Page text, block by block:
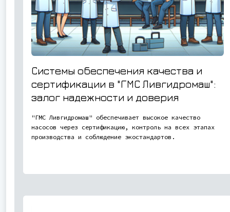
Системы обеспечения качества и
сертификации в "ГМС Ливгидромаш":
залог надежности и доверия
"ГМС Ливгидромаш" обеспечивает высокое качество
насосов через сертификацию, контроль на всех этапах
производства и соблюдение экостандартов.